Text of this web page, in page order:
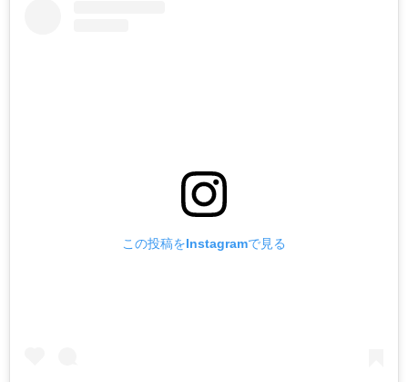
この投稿をInstagramで見る